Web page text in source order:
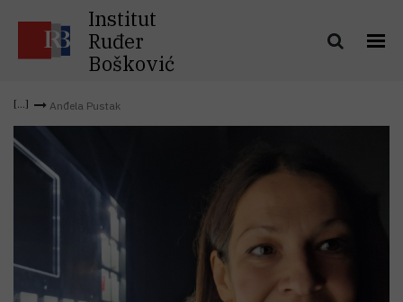
Institut
Ruđer
Bošković
Anđela Pustak